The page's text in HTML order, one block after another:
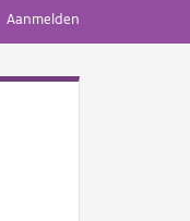
Aanmelden